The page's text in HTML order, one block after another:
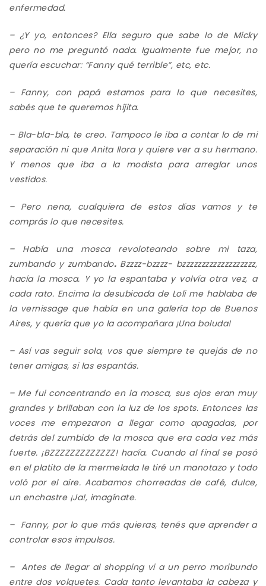
enfermedad.
– ¿Y yo, entonces? Ella seguro que sabe lo de Micky
pero nome preguntó nada. Igualmente fue mejor, no
queríaescuchar: “Fanny qué terrible”, etc, etc.
– Fanny, con papá estamos para lo que necesites,
sabés que te queremos hijita.
– Bla-bla-bla, te creo. Tampoco le iba a contar lo de mi
separación ni que Anitallora y quiere ver a su hermano.
Y menos que iba a la modista para arreglar unos
vestidos.
– Pero nena, cualquiera de estos días vamos y te
comprás lo que necesites.
– Había una mosca revoloteando sobre mi taza,
zumbando y zumbando. Bzzzz-bzzzz- bzzzzzzzzzzzzzzzzzzz,
hacía la mosca. Y yo la espantaba y volvía otra vez, a
cada rato. Encima la desubicada de Loli me hablaba de
la vernissage que había en una galería top de Buenos
Aires, y quería que yo la acompañara ¡Una boluda!
– Así vas seguir sola, vos que siempre te quejás de no
tener amigas, si las espantás.
– Me fui concentrando en la mosca, sus ojos eran muy
grandes y brillaban con la luz de los spots. Entonces las
vocesme empezaron a llegar como apagadas, por
detrás del zumbido de la mosca que era cada vez más
fuerte. ¡BZZZZZZZZZZZZZ! hacía. Cuando al final se posó
en el platito de la mermelada le tiré un manotazo y todo
voló por el aire. Acabamos chorreadas de café, dulce,
un enchastre ¡Ja!, imagínate.
– Fanny, por lo que más quieras, tenés que aprender a
controlar esos impulsos.
– Antes de llegar al shopping vi a un perro moribundo
entre dos volquetes. Cada tanto levantaba la cabeza y